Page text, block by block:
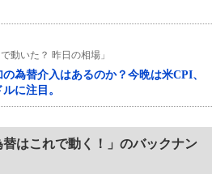
動いた？ 昨日の相場」
為替介入はあるのか？今晩は米CPI、
に注目。
はこれで動く！」のバックナン